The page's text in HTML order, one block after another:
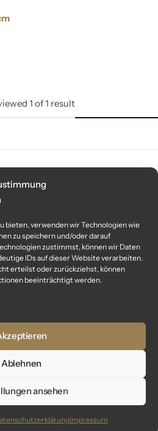
bieten, verwenden wir Technologien wie
zu speichern und/oder darauf
zustimmst, können wir Daten
IDs auf dieser Website verarbeiten.
erteilst oder zurückziehst, können
beeinträchtigt werden.
Ablehnen
ansehen
Impressum
1 of1 result